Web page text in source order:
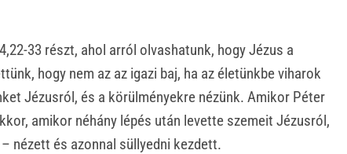
33 részt, ahol arról olvashatunk, hogy Jézus a
hogy nem az az igazi baj, ha az életünkbe viharok
Jézusról, és a körülményekre nézünk. Amikor Péter
amikor néhány lépés után levette szemeit Jézusról,
nézett és azonnal süllyedni kezdett.